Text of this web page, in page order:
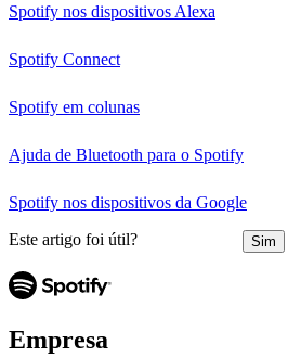
Spotify nos dispositivos Alexa
Spotify Connect
Spotify em colunas
Ajuda de Bluetooth para o Spotify
Spotify nos dispositivos da Google
Este artigo foi útil? Sim
Empresa